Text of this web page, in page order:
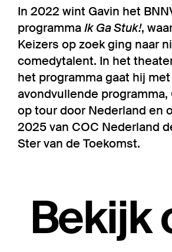
In 2022 wint Gavin het
programmaIk Ga Stuk!,
Keizers op zoek ging naar
comedytalent. In het
het programma gaat hij
avondvullende
op tour door Nederland en
2025 van COC Nederland
Ster van de Toekomst.
Bekijk